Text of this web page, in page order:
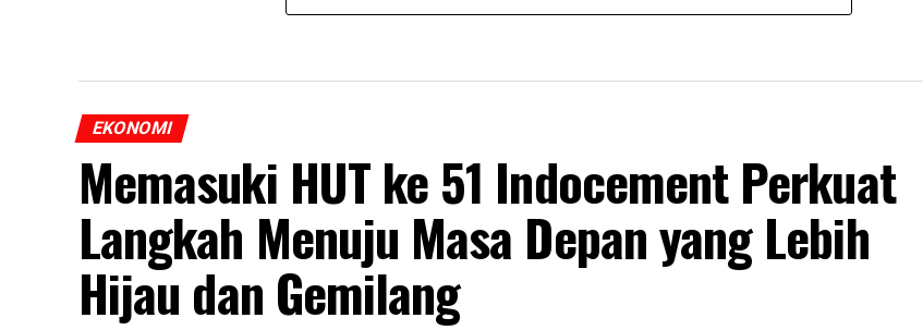
EKONOMI
Memasuki HUT ke 51 Indocement Perkuat
Langkah Menuju Masa Depan yang Lebih
Hijau dan Gemilang